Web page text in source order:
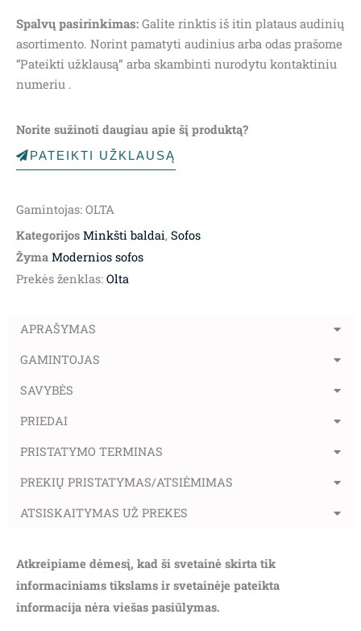
Spalvų pasirinkimas: Galite rinktis iš itin plataus audinių
asortimento. Norint pamatyti audinius arba odas prašome
“Pateikti užklausą” arba skambinti nurodytu kontaktiniu
numeriu .
Norite sužinoti daugiau apie šį produktą?
PATEIKTI UŽKLAUSĄ
Gamintojas: OLTA
Kategorijos Minkšti baldai, Sofos
Žyma Modernios sofos
Prekės ženklas: Olta
APRAŠYMAS
GAMINTOJAS
SAVYBĖS
PRIEDAI
PRISTATYMO TERMINAS
PREKIŲ PRISTATYMAS/ATSIĖMIMAS
ATSISKAITYMAS UŽ PREKES
Atkreipiame dėmesį, kad ši svetainė skirta tik
informaciniams tikslams ir svetainėje pateikta
informacija nėra viešas pasiūlymas.